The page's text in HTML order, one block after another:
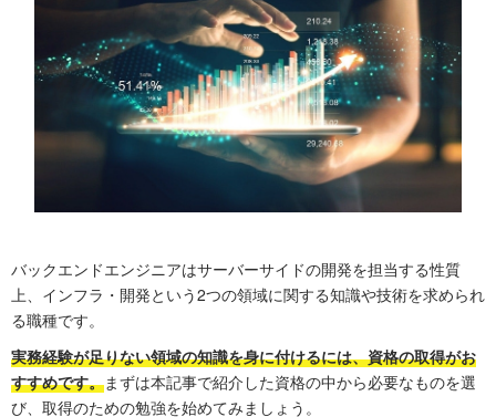
バックエンドエンジニアはサーバーサイドの開発を担当する性質
上、インフラ・開発という2つの領域に関する知識や技術を求められ
る職種です。
実務経験が足りない領域の知識を身に付けるには、資格の取得がお
すすめです。まずは本記事で紹介した資格の中から必要なものを選
び、取得のための勉強を始めてみましょう。